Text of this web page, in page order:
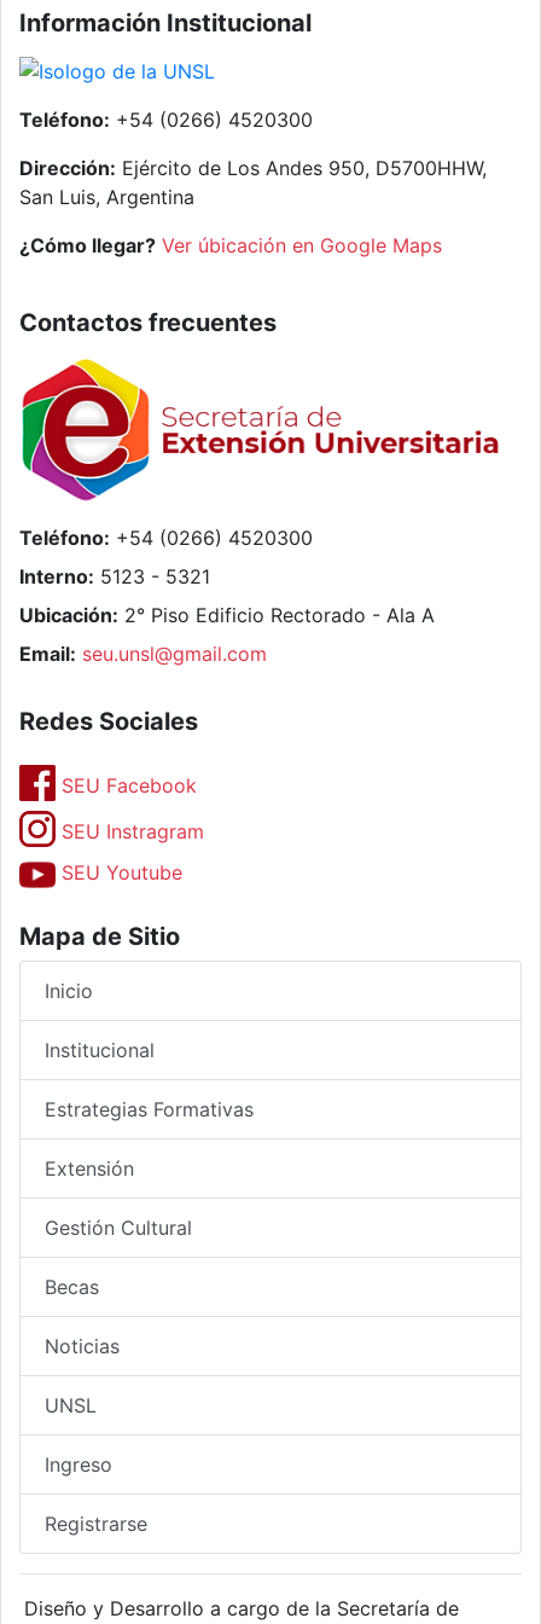
Información Institucional
Teléfono: +54 (0266) 4520300
Dirección: Ejército de Los Andes 950, D5700HHW,
San Luis, Argentina
¿Cómo llegar? Ver úbicación en Google Maps
Contactos frecuentes
Teléfono: +54 (0266) 4520300
Interno: 5123 - 5321
Ubicación: 2° Piso Edificio Rectorado - Ala A
Email: seu.unsl@gmail.com
Redes Sociales
SEU Facebook
SEU Instragram
SEU Youtube
Mapa de Sitio
Inicio
Institucional
Estrategias Formativas
Extensión
Gestión Cultural
Becas
Noticias
UNSL
Ingreso
Registrarse
Diseño y Desarrollo a cargo de la Secretaría de